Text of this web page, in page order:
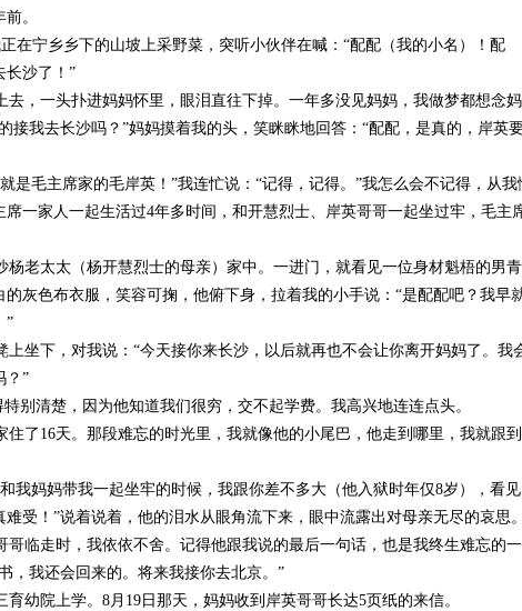
。
在宁乡乡下的山坡上采野菜，突听小伙伴在喊：“配配（我的小名）！配
长沙了！”
，一头扑进妈妈怀里，眼泪直往下掉。一年多没见妈妈，我做梦都想念妈
接我去长沙吗？”妈妈摸着我的头，笑眯眯地回答：“配配，是真的，岸英
是毛主席家的毛岸英！”我连忙说：“记得，记得。”我怎么会不记得，从我
一家人一起生活过4年多时间，和开慧烈士、岸英哥哥一起坐过牢，毛主
老太太（杨开慧烈士的母亲）家中。一进门，就看见一位身材魁梧的男青
灰色布衣服，笑容可掬，他俯下身，拉着我的小手说：“是配配吧？我早
”
坐下，对我说：“今天接你来长沙，以后就再也不会让你离开妈妈了。我
？”
别清楚，因为他知道我们很穷，交不起学费。我高兴地连连点头。
了16天。那段难忘的时光里，我就像他的小尾巴，他走到哪里，我就跟到
我妈妈带我一起坐牢的时候，我跟你差不多大（他入狱时年仅8岁），看见
受！”说着说着，他的泪水从眼角流下来，眼中流露出对母亲无尽的哀思。
临走时，我依依不舍。记得他跟我说的最后一句话，也是我终生难忘的一
，我还会回来的。将来我接你去北京。”
幼院上学。8月19日那天，妈妈收到岸英哥哥长达5页纸的来信。